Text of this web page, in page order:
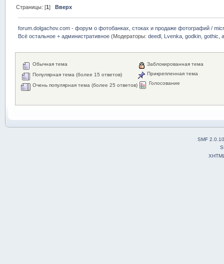
Страницы: [1]Вверх
forum.dolgachov.com - форум о фотобанках, стоках и продаже фотографий /
Всё остальное + административное (Модераторы:deedl Lvenka ,godkin ,gothic ,
Обычная тема
Популярная тема (более 15 ответов)
Очень популярная тема (более 25 ответов)
Заблокированная тема
Прикрепленная тема
Голосование
SMF